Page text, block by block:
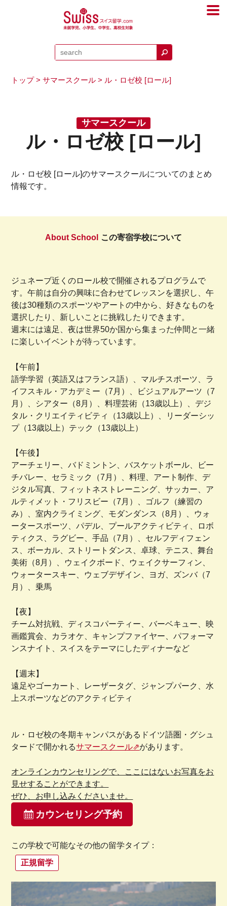
トップ>サマースクール > ル・ロゼ校 [ロール]
サマースクール
ル・ロゼ校 [ロール]
ル・ロゼ校 [ロール]のサマースクールについてのまとめ
情報です。
About School この寄宿学校について
ジュネーブ近くのロール校で開催されるプログラムで
す。午前は自分の興味に合わせてレッスンを選択し、午
後は30種類のスポーツやアートの中から、好きなものを
選択したり、新しいことに挑戦したりできます。
週末には遠足、夜は世界50か国から集まった仲間と一緒
に楽しいイベントが待っています。
【午前】
語学学習（英語又はフランス語）、マルチスポーツ、ラ
イフスキル・アカデミー（7月）、ビジュアルアーツ（7
月）、シアター（8月）、料理芸術（13歳以上）、デジ
タル・クリエイティビティ（13歳以上）、リーダーシッ
プ（13歳以上）テック（13歳以上）
【午後】
アーチェリー、バドミントン、バスケットボール、ビー
チバレー、セラミック（7月）、料理、アート制作、デ
ジタル写真、フィットネストレーニング、サッカー、ア
ルティメット・フリスビー（7月）、ゴルフ（練習の
み）、室内クライミング、モダンダンス（8月）、ウォ
ータースポーツ、パデル、プールアクティビティ、ロボ
ティクス、ラグビー、手品（7月）、セルフディフェン
ス、ボーカル、ストリートダンス、卓球、テニス、舞台
美術（8月）、ウェイクボード、ウェイクサーフィン、
ウォータースキー、ウェブデザイン、ヨガ、ズンバ（7
月）、乗馬
【夜】
チーム対抗戦、ディスコパーティー、バーベキュー、映
画鑑賞会、カラオケ、キャンプファイヤー、パフォーマ
ンスナイト、スイスをテーマにしたディナーなど
【週末】
遠足やゴーカート、レーザータグ、ジャンプパーク、水
上スポーツなどのアクティビティ
ル・ロゼ校の冬期キャンパスがあるドイツ語圏・グシュ
タードで開かれるサマースクール⇗があります。
オンラインカウンセリングで、ここにはないお写真をお
見せすることができます。
ぜひ、お申し込みくださいませ。
カウンセリング予約
この学校で可能なその他の留学タイプ：
正規留学